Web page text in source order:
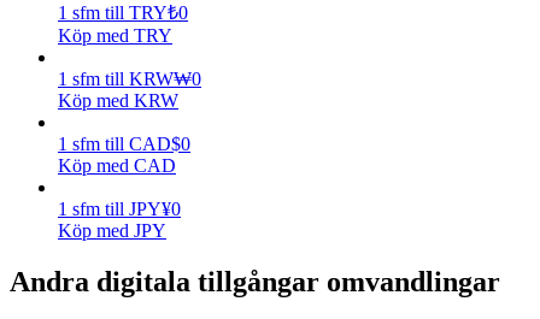
Hög avkastning och omedelbar tillgång
1 sfm till TRY₺0
Köp med TRY
1 sfm till KRW₩0
Köp med KRW
1 sfm till CAD$0
Köp med CAD
1 sfm till JPY¥0
Köp med JPY
Andra digitala tillgångar omvandlingar